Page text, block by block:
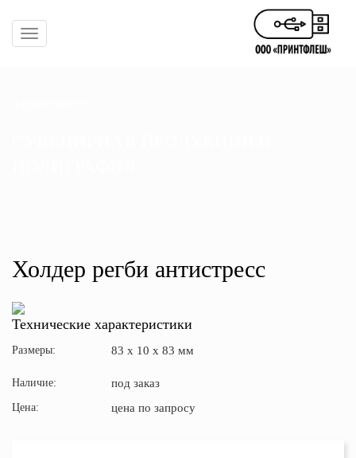
Toggle
Холдер регби антистресс
Технические характеристики
Размеры: 83 x 10 x 83 мм
Наличие: под заказ
Цена: цена по запросу